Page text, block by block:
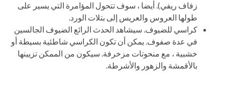
زفاف ريفي). أيضا ، سوف تتحول المؤامرة التي يسير على
طولها العروس والعريس إلى بتلات الورد.
كراسي للضيوف. سيشاهد الحدث الرائع الضيوف الجالسين
في عدة صفوف. يمكن أن تكون الكراسي شاطئية بسيطة أو
خشبية ، مع منحوتات مزخرفة. سيكون من الممكن تزيينها
بالأقمشة والزهور والأشرطة.